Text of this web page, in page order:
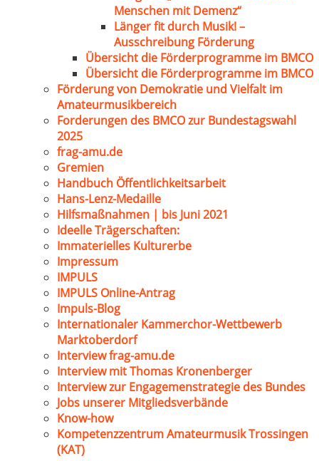
Menschen mit Demenz“
Länger fit durch Musik! –
Ausschreibung Förderung
Übersicht die Förderprogramme im BMCO
Übersicht die Förderprogramme im BMCO
Förderung von Demokratie und Vielfalt im
Amateurmusikbereich
Forderungen des BMCO zur Bundestagswahl
2025
frag-amu.de
Gremien
Handbuch Öffentlichkeitsarbeit
Hans-Lenz-Medaille
Hilfsmaßnahmen | bis Juni 2021
Ideelle Trägerschaften:
Immaterielles Kulturerbe
Impressum
IMPULS
IMPULS Online-Antrag
Impuls-Blog
Internationaler Kammerchor-Wettbewerb
Marktoberdorf
Interview frag-amu.de
Interview mit Thomas Kronenberger
Interview zur Engagemenstrategie des Bundes
Jobs unserer Mitgliedsverbände
Know-how
Kompetenzzentrum Amateurmusik Trossingen
(KAT)